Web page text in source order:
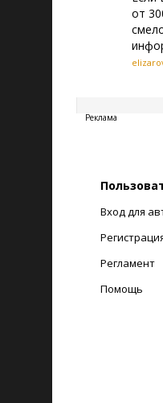
от
Реклама
Вход для
Регламент
Помощь